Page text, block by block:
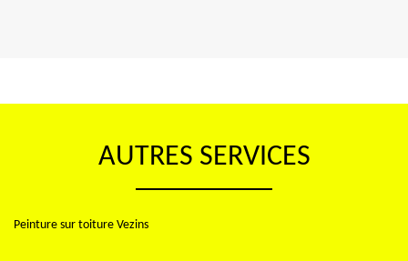
AUTRES SERVICES
Peinture sur toiture Vezins